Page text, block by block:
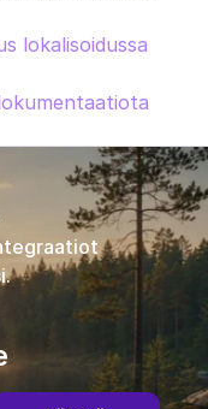
m o
lokalisoidussa